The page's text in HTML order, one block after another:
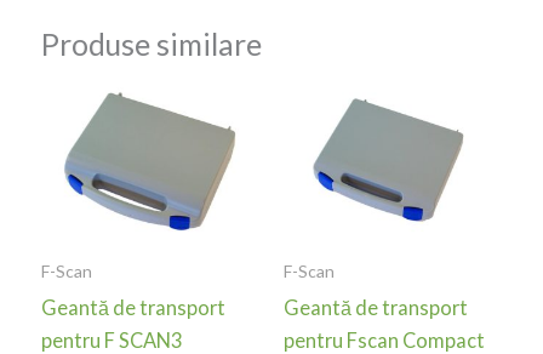
Produse similare
F-Scan
Geantă de transport
pentru F SCAN3
F-Scan
Geantă de transport
pentru Fscan Compact